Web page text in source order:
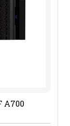
A700